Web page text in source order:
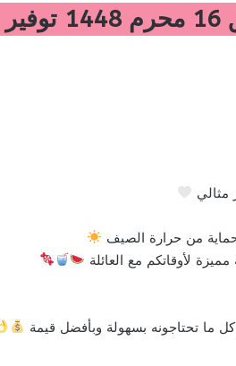
مثالي
من حرارة الصيف
لأوقاتكم مع العائلة
ما تحتاجونه بسهولة وبأفضل قيمة